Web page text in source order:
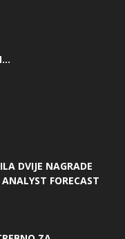
DVIJE NAGRADE
FORECAST